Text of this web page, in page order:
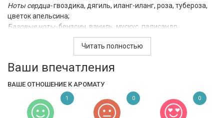
Ноты сердца-гвоздика, дягиль, иланг-иланг, роза, тубероза,
цветок апельсина;
Базовые ноты- бензоин, ваниль, мускус, палисандр,
сандаловое дерево, стиракс;
Читать полностью
Ваши впечатления
ВАШЕ ОТНОШЕНИЕ К АРОМАТУ
1 0 0